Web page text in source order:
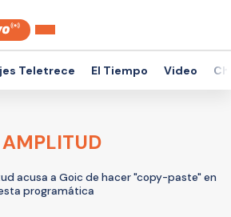
Teletrece El Tiempo Video
AMPLITUD
acusa a Goic de hacer "copy-paste" en
programática